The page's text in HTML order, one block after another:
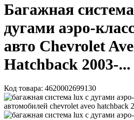
Багажная
дугами аэро-
авто Chevrolet
Hatchback 2003-...
Код товара: 4620002699130